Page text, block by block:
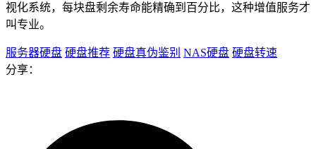
视化系统，每块盘剩余寿命能精确到百分比，这种增值服务才
叫专业。
服务器硬盘 硬盘推荐 硬盘真伪鉴别 NAS硬盘 硬盘转速
分享：